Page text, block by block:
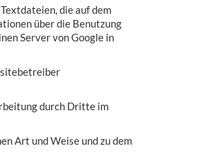
die auf dem
über die Benutzung
Server von Google in
durch Dritte im
Art und Weise und zu dem